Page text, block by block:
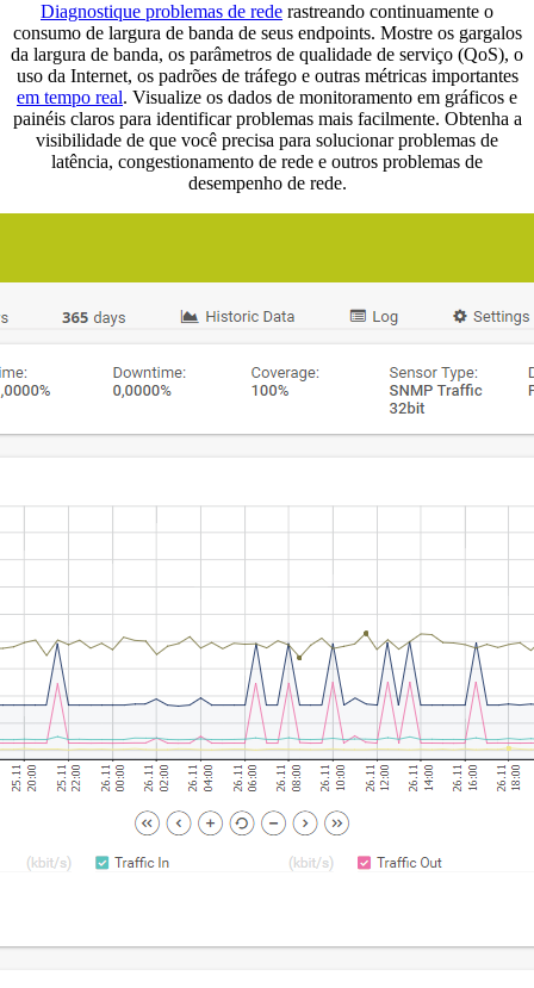
Diagnostique problemas de rede rastreando continuamente o
consumo de largura de banda de seus endpoints. Mostre os gargalos
da largura de banda, os parâmetros de qualidade de serviço (QoS), o
uso da Internet, os padrões de tráfego e outras métricas importantes
em tempo real. Visualize os dados de monitoramento em gráficos e
painéis claros para identificar problemas mais facilmente. Obtenha a
visibilidade de que você precisa para solucionar problemas de
latência, congestionamento de rede e outros problemas de
desempenho de rede.